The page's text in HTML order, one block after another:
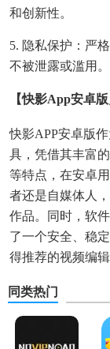
和创新性。
5. 隐私保护：严
不被泄露或滥用。
【快影app安卓版
快影APP安卓版
具，凭借其丰富
等特点，在安卓
者还是自媒体人
作品。同时，软
了一个安全、稳
得推荐的视频编辑
同类热门